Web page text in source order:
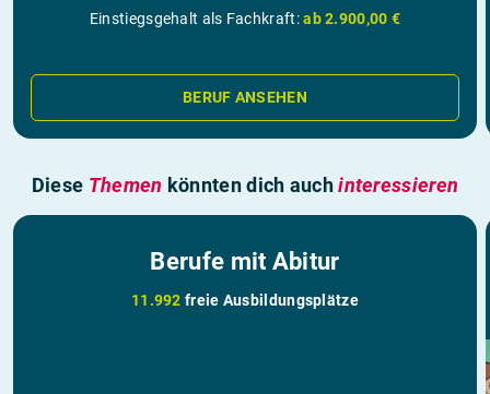
Einstiegsgehalt als Fachkraft:ab 2.900,00 €
BERUF ANSEHEN
Diese Themen könnten dich auchinteressieren
Berufe mit Abitur
11.992freie Ausbildungsplätze